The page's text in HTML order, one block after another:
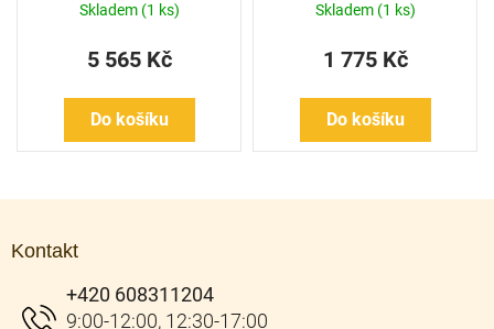
Skladem (1 ks)
5 565 Kč
Do košíku
Skladem (1 ks)
1 775 Kč
Do košíku
Kontakt
+420 608311204